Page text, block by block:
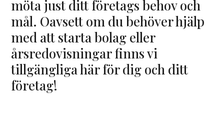
möta just ditt företags behov och
mål. Oavsett om du behöver hjälp
med att starta bolag eller
årsredovisningar finns vi
tillgängliga här för dig och ditt
företag!